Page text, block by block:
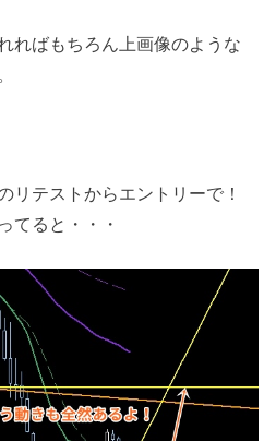
ればもちろん上画像のような
リテストからエントリーで！
てると・・・